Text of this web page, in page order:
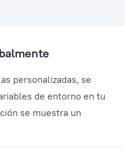
personalizadas, se
de entorno en tu
se muestra un